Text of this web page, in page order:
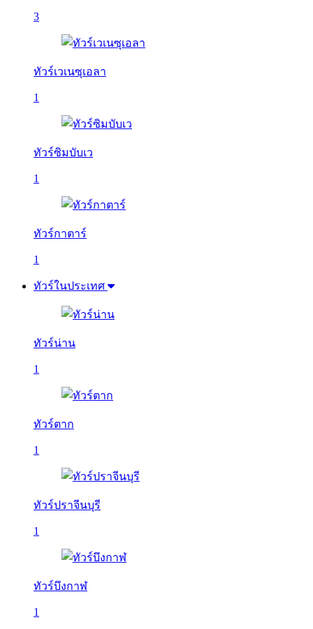
3
ทัวร์เวเนซุเอลา
1
ทัวร์ซิมบับเว
1
ทัวร์กาตาร์
1
ทัวร์ในประเทศ
ทัวร์น่าน
1
ทัวร์ตาก
1
ทัวร์ปราจีนบุรี
1
ทัวร์บึงกาฬ
1